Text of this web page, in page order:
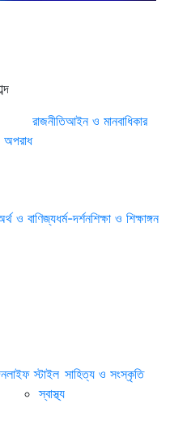
অপরাধ
রাজনীতিআইন ও মানবাধিকার
ও বাণিজ্যধর্ম-দর্শনশিক্ষা ও শিক্ষাঙ্গন
লাইফ স্টাইল
স্বাস্থ্য
সাহিত্য ও সংস্কৃতি